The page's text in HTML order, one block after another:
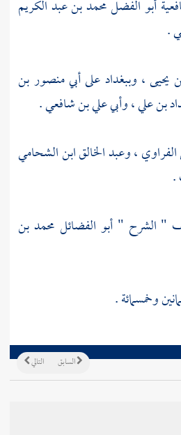
أبو الفضل محمد بن عبد الكريم
.
يحيى، وببغدادعلىأبي منصور بن
بن علي،وأبي علي بن شافعي.
،وعبد الخالق ابن الشحامي
.
" الشرح "أبو الفضائل محمد بن
وخمسمائة .
التالي السابق